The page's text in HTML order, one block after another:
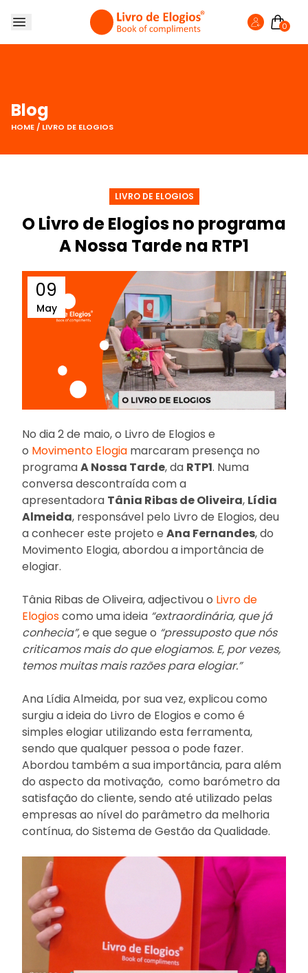
0
FAZER ELOGIO
BLOG
Blog
HOME / LIVRO DE ELOGIOS
LIVRO DE ELOGIOS
O Livro de Elogios no programa
A Nossa Tarde na RTP1
09
May
No dia 2 de maio, o Livro de Elogios e
o Movimento Elogia marcaram presença no
programaA Nossa Tarde, da RTP1. Numa
conversa descontraída com a
apresentadora Tânia Ribas de Oliveira, Lídia
Almeida, responsável pelo Livro de Elogios, deu
a conhecer este projeto e Ana Fernandes, do
Movimento Elogia, abordou a importância de
elogiar.
Tânia Ribas de Oliveira, adjectivou o Livro de
Elogioscomo uma ideia “extraordinária, que já
conhecia”, e que segue o “pressuposto que nós
criticamos mais do que elogiamos. E, por vezes,
temos muitas mais razões para elogiar.”
Ana Lídia Almeida, por sua vez, explicou como
surgiu a ideia do Livro de Elogios e como é
simples elogiar utilizando esta ferramenta,
sendo que qualquer pessoa o pode fazer.
Abordou também a sua importância, para além
do aspecto da motivação, como barómetro da
satisfação do cliente, sendo até utilizado pelas
empresas ao nível do parâmetro da melhoria
contínua, do Sistema de Gestão da Qualidade.